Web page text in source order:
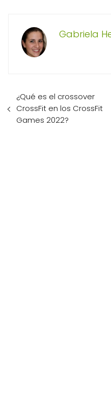
Gabriela
¿Qué es el crossover
CrossFit en los CrossFit
Games 2022?